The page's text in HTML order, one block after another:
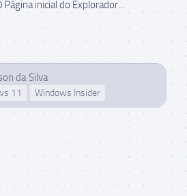
inicial do Explorador...
da Silva
11 Windows Insider